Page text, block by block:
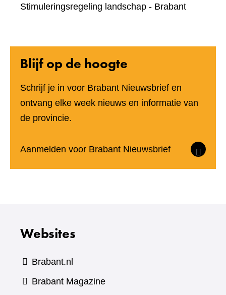
naar
Stimuleringsregeling landschap - Brabant
Blijf op de hoogte
Schrijf je in voor Brabant Nieuwsbrief en
ontvang elke week nieuws en informatie van
de provincie.
Aanmelden voor Brabant Nieuwsbrief(verwijst
Websites
Brabant.nl
Brabant Magazine(verwijst